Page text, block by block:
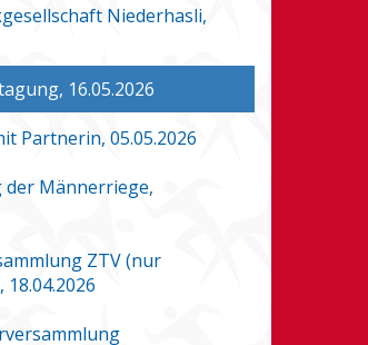
Niederhasli,
16.05.2026
Partnerin, 05.05.2026
Männerriege,
ZTV (nur